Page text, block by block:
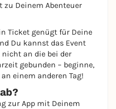
zu Deinem Abenteuer
Ticket genügt für Deine
Du kannst das Event
an die bei der
gebunden – beginne,
einem anderen Tag!
zur App mit Deinem